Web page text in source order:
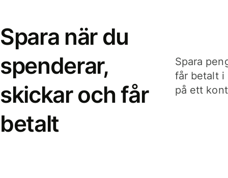
Spara när du
spenderar,
skickar och får
betalt
Spara
får betalt i
på ett